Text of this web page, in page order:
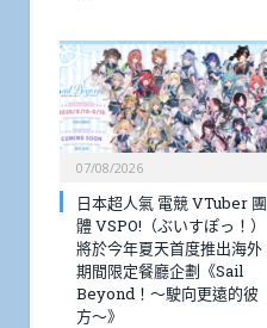
07/08/2026
日本超人氣 電競 VTuber 團
體 VSPO!（ぶいすぽっ！）
將於今年夏天首度推出海外
期間限定餐廳企劃《Sail
Beyond！～駛向更遠的彼
方～》